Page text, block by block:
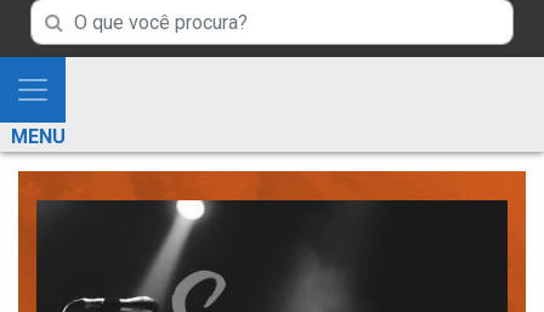
Campo
de
Busca
de
informações
Campo
de
de
informações
Mostra
e
Esconde
Menu
MENU